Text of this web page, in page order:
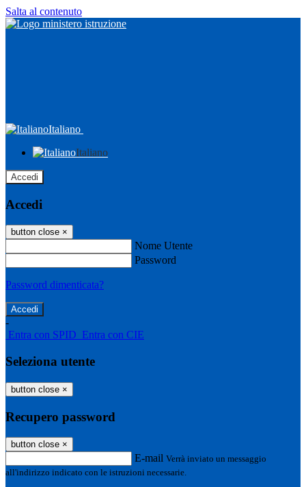
Salta al contenuto
Italiano
Italiano
Accedi
Accedi
button close ×
Nome Utente
Password
Password dimenticata?
-
Entra con SPID Entra con CIE
Seleziona utente
button close ×
Recupero password
button close ×
E-mail Verrà inviato un messaggio
all'indirizzo indicato con le istruzioni necessarie.